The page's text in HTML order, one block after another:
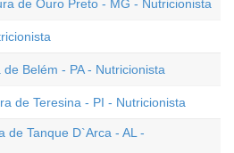
de Ouro Preto - MG - Nutricionista
Belém - PA - Nutricionista
de Teresina - PI - Nutricionista
de Tanque D`Arca - AL -